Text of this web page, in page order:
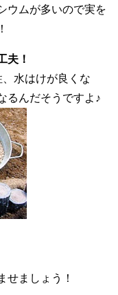
ウムが多いので実を
夫！
水はけが良くな
るんだそうですよ♪
せましょう！